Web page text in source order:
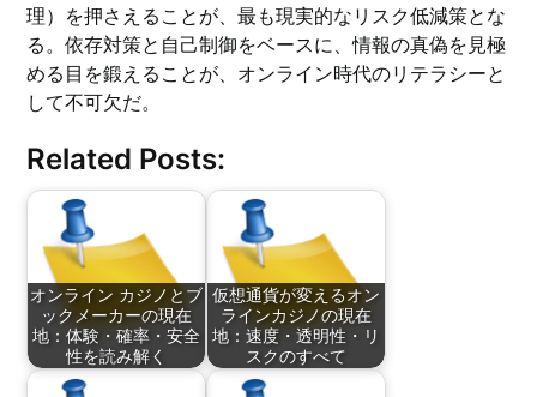
理）を押さえることが、最も現実的なリスク低減策とな
る。依存対策と自己制御をベースに、情報の真偽を見極
める目を鍛えることが、オンライン時代のリテラシーと
して不可欠だ。
Related Posts:
オンライン カジノとブ
ックメーカーの現在
地：体験・確率・安全
性を読み解く
仮想通貨が変えるオン
ラインカジノの現在
地：速度・透明性・リ
スクのすべて